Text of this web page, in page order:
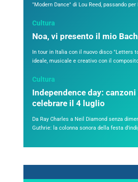
"Modern Dance" di Lou Reed, passando per
Cultura
Noa, vi presento il mio Bach
In tour in Italia con il nuovo disco "Letters
ideale, musicale e creativo con il
Cultura
Independence day: canzoni
celebrare il 4 luglio
Da Ray Charles a Neil Diamond senza
Guthrie: la colonna sonora della festa